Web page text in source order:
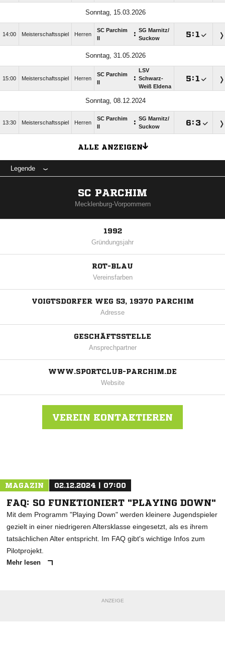
Sonntag, 15.03.2026
14:00 Meisterschaftsspiel Herren
SC Parchim
: SG Marnitz/​
Suckow
:
Sonntag, 31.05.2026
15:00 Meisterschaftsspiel Herren
SC Parchim
:
LSV
Schwarz-
Weiß Eldena
:
Sonntag, 08.12.2024
13:30 Meisterschaftsspiel Herren
SC Parchim
: SG Marnitz/​
Suckow
: 
ALLE ANZEIGEN
Legende
SC PARCHIM
Mecklenburg-Vorpommern
1992
Gründungsjahr
ROT-BLAU
Vereinsfarben
VOIGTSDORFER WEG 53, 19370 PARCHIM
Adresse
GESCHÄFTSSTELLE
Ansprechpartner
WWW.SPORTCLUB-PARCHIM.DE
Website
VEREIN KONTAKTIEREN
MAGAZIN 02.12.2024 | 07:00
FAQ: SO FUNKTIONIERT "PLAYING DOWN"
Mit dem Programm "Playing Down" werden kleinere Jugendspieler
gezielt in einer niedrigeren Altersklasse eingesetzt, als es ihrem
tatsächlichen Alter entspricht. Im FAQ gibt's wichtige Infos zum
Pilotprojekt.
Mehr lesen
ANZEIGE